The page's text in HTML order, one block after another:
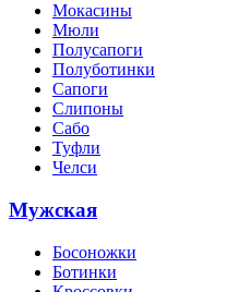
Мокасины
Мюли
Полусапоги
Полуботинки
Сапоги
Слипоны
Сабо
Туфли
Челси
Мужская
Босоножки
Ботинки